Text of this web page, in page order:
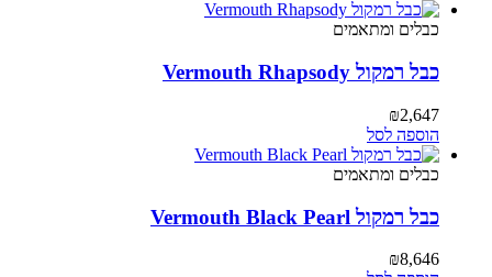
כבלים ומתאמים
כבל רמקול Vermouth Rhapsody
₪2,647
הוספה לסל
כבלים ומתאמים
כבל רמקול Vermouth Black Pearl
₪8,646